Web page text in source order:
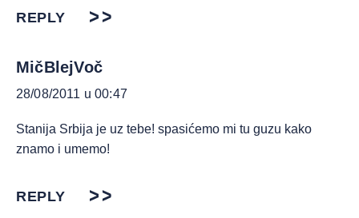
REPLY
MičBlejVoč
28/08/2011 u 00:47
Stanija Srbija je uz tebe! spasićemo mi tu guzu kako
znamo i umemo!
REPLY